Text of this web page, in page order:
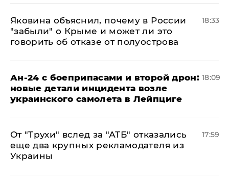
Яковина объяснил, почему в России
"забыли" о Крыме и может ли это
говорить об отказе от полуострова
18:33
Ан-24 с боеприпасами и второй дрон:
новые детали инцидента возле
украинского самолета в Лейпциге
18:09
От "Трухи" вслед за "АТБ" отказались
еще два крупных рекламодателя из
Украины
17:59